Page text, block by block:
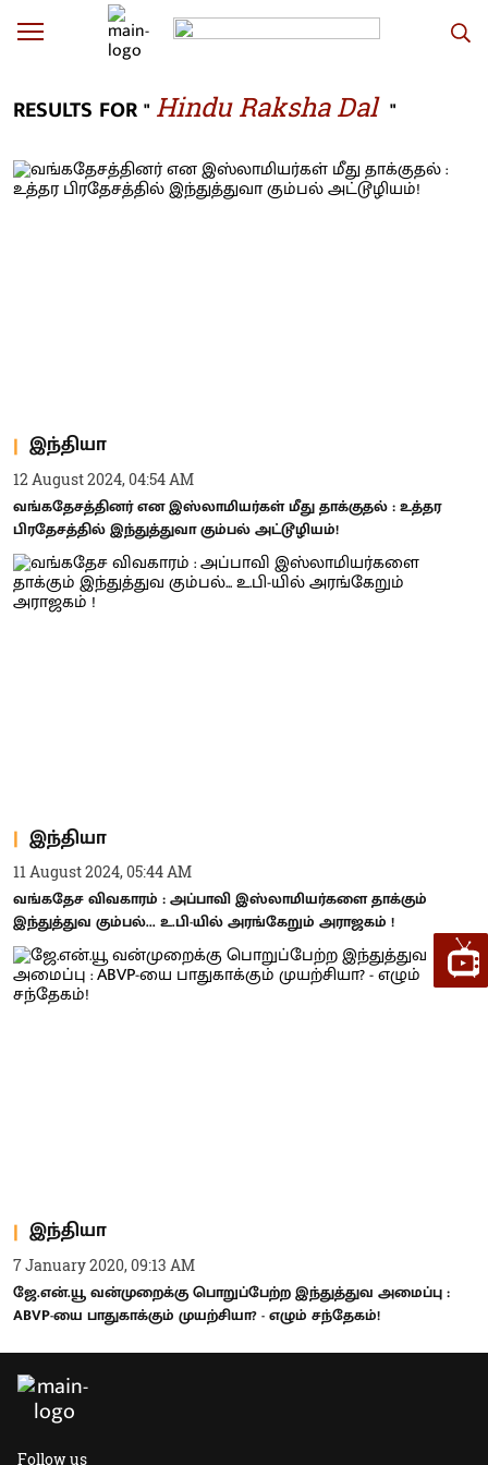
RESULTS FOR " Hindu Raksha Dal "
இந்தியா
12 August 2024, 04:54 AM
வங்கதேசத்தினர் என இஸ்லாமியர்கள் மீது தாக்குதல் : உத்தர
பிரதேசத்தில் இந்துத்துவா கும்பல் அட்டூழியம்!
இந்தியா
11 August 2024, 05:44 AM
வங்கதேச விவகாரம் : அப்பாவி இஸ்லாமியர்களை தாக்கும்
இந்துத்துவ கும்பல்... உ.பி-யில் அரங்கேறும் அராஜகம் !
இந்தியா
7 January 2020, 09:13 AM
ஜே.என்.யூ வன்முறைக்கு பொறுப்பேற்ற இந்துத்துவ அமைப்பு :
ABVP-யை பாதுகாக்கும் முயற்சியா? - எழும் சந்தேகம்!
Follow us